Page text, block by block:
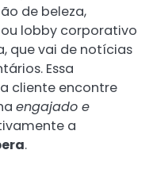
de beleza,
lobby corporativo
que vai de notícias
Essa
cliente encontre
engajado e
a
.